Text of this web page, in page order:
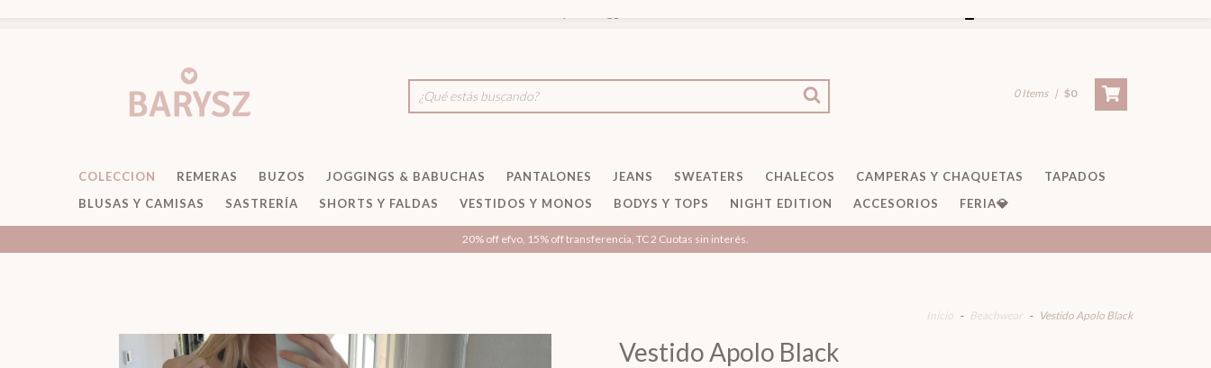
0Items | $0
COLECCION REMERAS BUZOS JOGGINGS & BABUCHAS PANTALONES JEANS SWEATERS CHALECOS CAMPERAS Y CHAQUETAS
TAPADOS
BLUSAS Y CAMISAS
SASTRERÍA SHORTS Y FALDAS VESTIDOS Y MONOS BODYS Y TOPS NIGHT EDITION ACCESORIOS FERIA💎
20% off efvo, 15% off transferencia, TC 2 Cuotas sin interés.
Inicio - Beachwear - Vestido Apolo Black
Vestido Apolo Black